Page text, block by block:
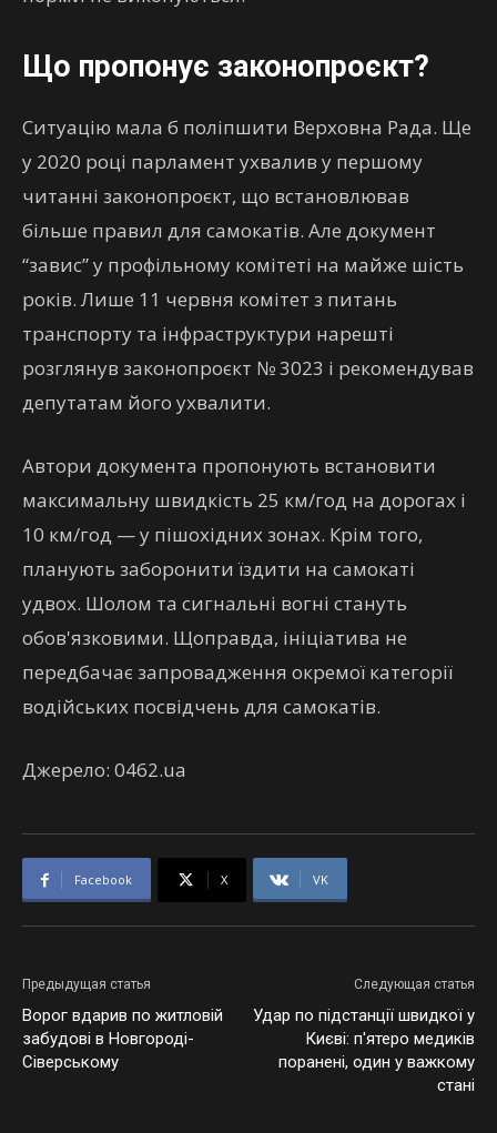
Що пропонує законопроєкт?
Ситуацію мала б поліпшити Верховна Рада. Ще
у 2020 році парламент ухвалив у першому
читанні законопроєкт, що встановлював
більше правил для самокатів. Але документ
“завис” у профільному комітеті на майже шість
років. Лише 11 червня комітет з питань
транспорту та інфраструктури нарешті
розглянув законопроєкт № 3023 і рекомендував
депутатам його ухвалити.
Автори документа пропонують встановити
максимальну швидкість 25 км/год на дорогах і
10 км/год — у пішохідних зонах. Крім того,
планують заборонити їздити на самокаті
удвох. Шолом та сигнальні вогні стануть
обов'язковими. Щоправда, ініціатива не
передбачає запровадження окремої категорії
водійських посвідчень для самокатів.
Джерело: 0462.ua
Facebook X VK
Предыдущая статья
Ворог вдарив по житловій
забудові в Новгороді-
Сіверському
Следующая статья
Удар по підстанції швидкої у
Києві: п'ятеро медиків
поранені, один у важкому
стані